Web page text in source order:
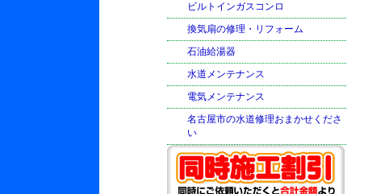
ビルトインガスコンロ
換気扇の修理・リフォーム
石油給湯器
水道メンテナンス
電気メンテナンス
名古屋市の水道修理おまかせくださ
い